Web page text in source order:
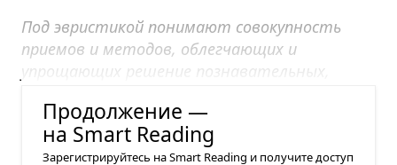
Под эвристикой понимают совокупность
приемов и методов, облегчающих и
упрощающих решение познавательных,
Продолжение —
на Smart Reading
Зарегистрируйтесь на Smart Reading и получите доступ